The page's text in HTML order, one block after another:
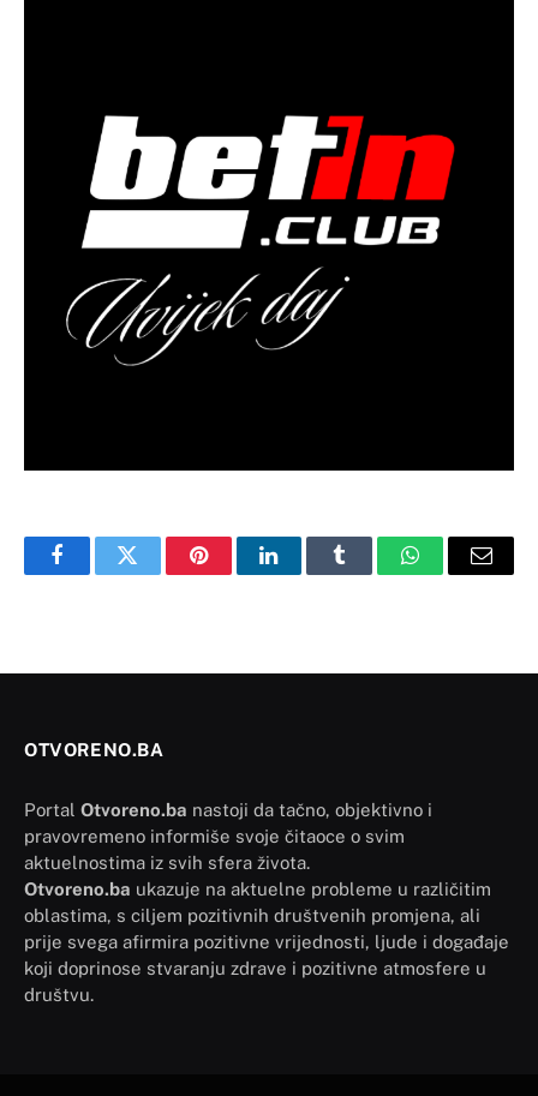
FacebookTwitter PinterestLinkedInTumblr WhatsAppEmail
OTVORENO.BA
Portal Otvoreno.ba nastoji da tačno, objektivno i
pravovremeno informiše svoje čitaoce o svim
aktuelnostima iz svih sfera života.
Otvoreno.ba ukazuje na aktuelne probleme u različitim
oblastima, s ciljem pozitivnih društvenih promjena, ali
prije svega afirmira pozitivne vrijednosti, ljude i događaje
koji doprinose stvaranju zdrave i pozitivne atmosfere u
društvu.